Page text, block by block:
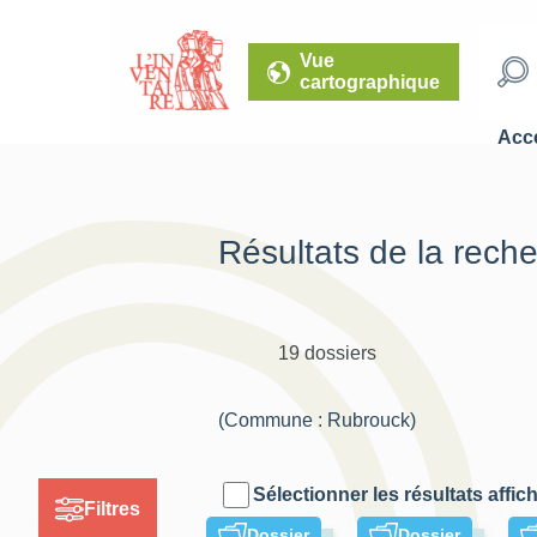
Vue
cartographique
Filtres
Résultats de la
19 dossiers
(Commune : Rubrouck)
Sélectionner les résultats